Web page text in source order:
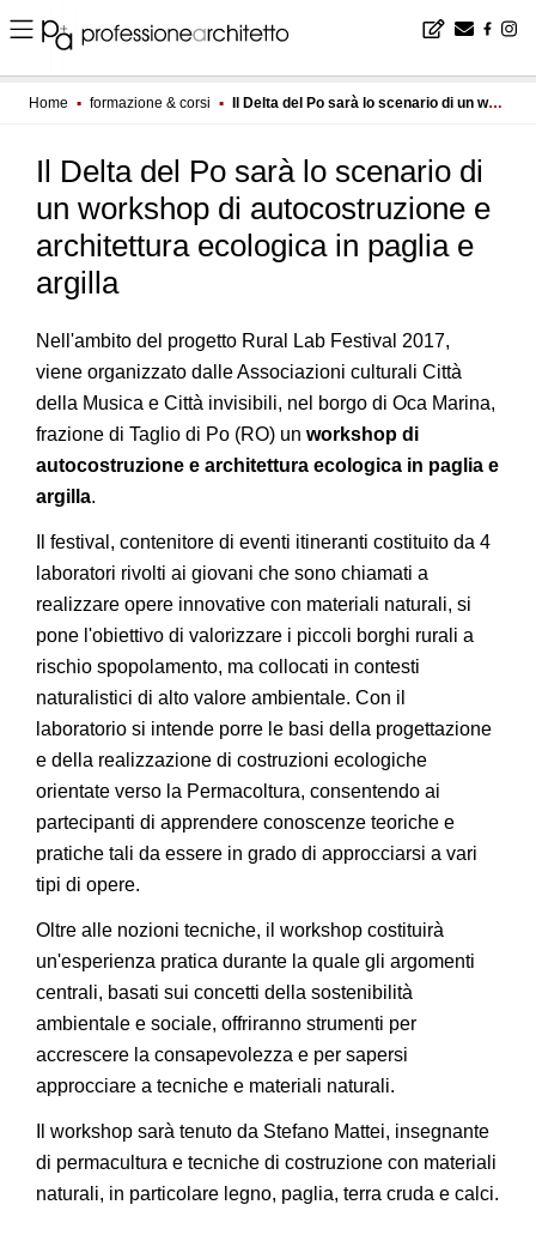
Home ▪ formazione & corsi ▪ Il Delta del Po sarà lo scenario di un workshop di autocostruzione e architettura ecologica in paglia e argilla
Il Delta del Po sarà lo scenario di
un workshop di autocostruzione e
architettura ecologica in paglia e
argilla
Nell'ambito del progetto Rural Lab Festival 2017,
viene organizzato dalle Associazioni culturali Città
della Musica e Città invisibili, nel borgo di Oca Marina,
frazione di Taglio di Po (RO) un workshop di
autocostruzione e architettura ecologica in paglia e
argilla.
Il festival, contenitore di eventi itineranti costituito da 4
laboratori rivolti ai giovani che sono chiamati a
realizzare opere innovative con materiali naturali, si
pone l'obiettivo di valorizzare i piccoli borghi rurali a
rischio spopolamento, ma collocati in contesti
naturalistici di alto valore ambientale. Con il
laboratorio si intende porre le basi della progettazione
e della realizzazione di costruzioni ecologiche
orientate verso la Permacoltura, consentendo ai
partecipanti di apprendere conoscenze teoriche e
pratiche tali da essere in grado di approcciarsi a vari
tipi di opere.
Oltre alle nozioni tecniche, il workshop costituirà
un'esperienza pratica durante la quale gli argomenti
centrali, basati sui concetti della sostenibilità
ambientale e sociale, offriranno strumenti per
accrescere la consapevolezza e per sapersi
approcciare a tecniche e materiali naturali.
Il workshop sarà tenuto da Stefano Mattei, insegnante
di permacultura e tecniche di costruzione con materiali
naturali, in particolare legno, paglia, terra cruda e calci.